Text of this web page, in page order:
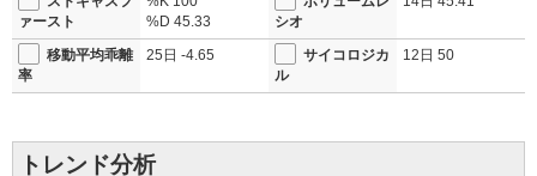
ァースト
%D 45.33
シオ
移動平均乖離
率
25日 -4.65
サイコロジカ
ル
12日 50
トレンド分析